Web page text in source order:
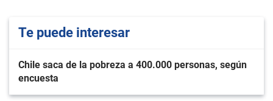
Te puede interesar
Chile saca de la pobreza a 400.000 personas, según
encuesta